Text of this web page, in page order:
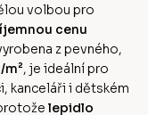
volbou pro
cenu
z pevného,
m², je ideální pro
kanceláři i dětském
lepidlo